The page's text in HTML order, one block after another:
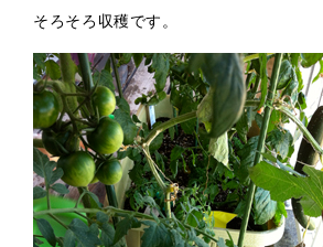
そろそろ収穫です。